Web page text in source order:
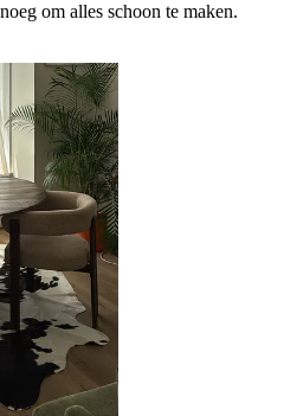
om alles schoon te maken.